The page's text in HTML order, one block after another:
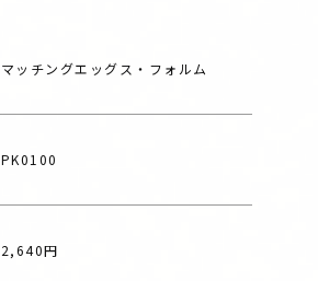
マッチングエッグス・フォルム
PK0100
2,640円